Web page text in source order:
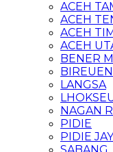
ACEH
ACEH
ACEH
ACEH
BENER
BIREUEN
LANGSA
NAGAN
PIDIE
PIDIE